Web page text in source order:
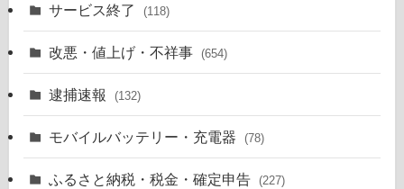
サービス終了 (118)
改悪・値上げ・不祥事 (654)
逮捕速報 (132)
モバイルバッテリー・充電器 (78)
ふるさと納税・税金・確定申告 (227)